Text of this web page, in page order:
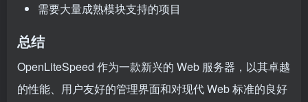
需要大量成熟模块支持的项目
总结
OpenLiteSpeed 作为一款新兴的 Web 服务器，以其卓越
的性能、用户友好的管理界面和对现代 Web 标准的良好